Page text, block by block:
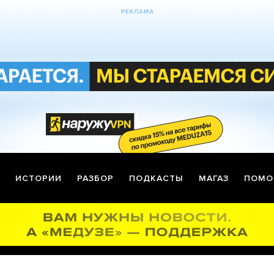
ИСТОРИИ РАЗБОР ПОДКАСТЫ МАГАЗ